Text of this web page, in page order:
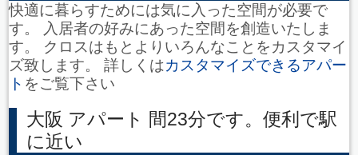
快適に暮らすためには気に入った空間が必要で
す。 入居者の好みにあった空間を創造いたしま
す。 クロスはもとよりいろんなことをカスタマイ
ズ致します。 詳しくはカスタマイズできるアパー
ト をご覧下さい
大阪 アパート 間23分です。便利で駅
に近い